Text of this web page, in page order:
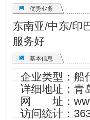
优势业务
东南亚/中东/印
服务好
基本信息
企业类型：船
详细地址：青
网 址：
访问统计：